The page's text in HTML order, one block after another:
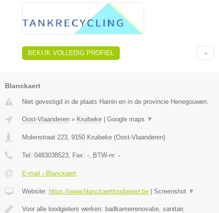
BEKIJK VOLLEDIG PROFIEL
Blanckaert
Niet gevestigd in de plaats Hainin en in de provincie Henegouwen.
Oost-Vlaanderen » Kruibeke Google maps ▼
Molenstraat 223 9150 Kruibeke (Oost-Vlaanderen)
Tel: 0483038523 , Fax: - , BTW-nr: -
E-mail › Blanckaert
Website: https://www.blanckaertloodgieter.be Screenshot ▼
Voor alle loodgieters werken: badkamerrenovatie, sanitair,